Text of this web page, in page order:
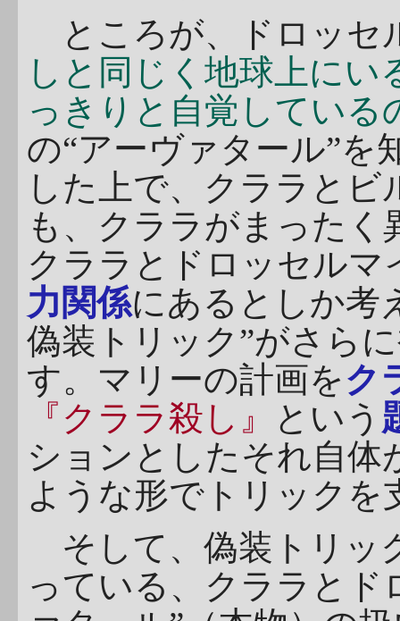
ところが、ドロッセ
しと同じく地球上に
っきりと自覚している
の“アーヴァタール”を
した上で、クララとビ
も、クララがまった
クララとドロッセル
力関係にあるとしか考
偽装トリック”がさら
す。マリーの計画をク
『クララ殺し』
という
ションとしたそれ自体
ような形でトリックを
そして、偽装トリッ
っている、クララとド